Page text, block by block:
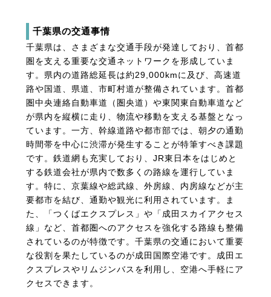
千葉県の交通事情
千葉県は、さまざまな交通手段が発達しており、首都
圏を支える重要な交通ネットワークを形成していま
す。県内の道路総延長は約29,000kmに及び、高速道
路や国道、県道、市町村道が整備されています。首都
圏中央連絡自動車道（圏央道）や東関東自動車道など
が県内を縦横に走り、物流や移動を支える基盤となっ
ています。一方、幹線道路や都市部では、朝夕の通勤
時間帯を中心に渋滞が発生することが特筆すべき課題
です。鉄道網も充実しており、JR東日本をはじめと
する鉄道会社が県内で数多くの路線を運行していま
す。特に、京葉線や総武線、外房線、内房線などが主
要都市を結び、通勤や観光に利用されています。ま
た、「つくばエクスプレス」や「成田スカイアクセス
線」など、首都圏へのアクセスを強化する路線も整備
されているのが特徴です。千葉県の交通において重要
な役割を果たしているのが成田国際空港です。成田エ
クスプレスやリムジンバスを利用し、空港へ手軽にア
クセスできます。